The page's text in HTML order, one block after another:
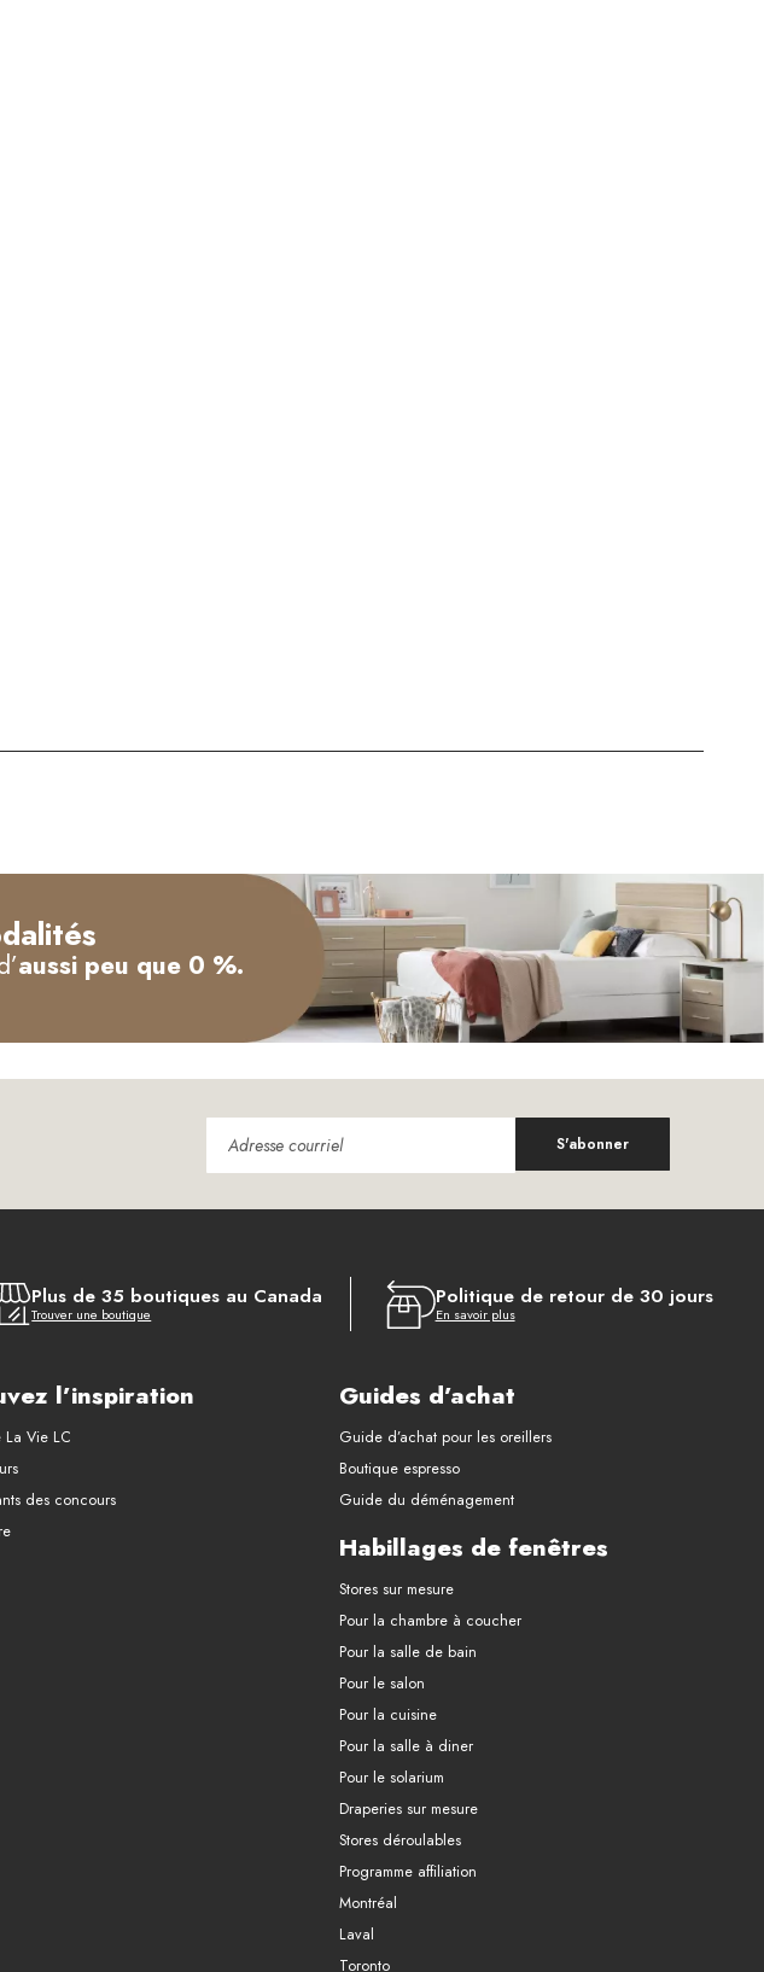
aussi peu que 0 %.
S'abonner
Plus de 35 boutiques au Canada
Trouver une boutique
Politique de retour de 30 jours
En savoir plus
l’inspiration
La Vie LC
des concours
Guides d’achat
Guide d’achat pour les oreillers
Boutique espresso
Guide du déménagement
Habillages de fenêtres
Stores sur mesure
Pour la chambre à coucher
Pour la salle de bain
Pour le salon
Pour la cuisine
Pour la salle à diner
Pour le solarium
Draperies sur mesure
Stores déroulables
Programme affiliation
Montréal
Laval
Toronto